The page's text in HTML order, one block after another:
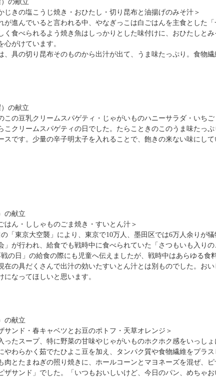
の献立
じきの塩こうじ焼き・おひたし・切り昆布と油揚げのみそ汁＞
が進んでいると言われる中、やなぎっこは白ごはんを主食とした
く食べられるよう焼き魚はしっかりとした味付けに、おひたしと
心がけています。
、具の切り昆布そのものから出汁が出て、うま味たっぷり。食物繊
の献立
この豆乳クリームスパゲティ・じゃがいものハニーサラダ・いちご
こクリームスパゲティの日でした。たらこときのこのうま味たっ
スです。少量の辛子明太子を入れることで、飽きの来ない味にして
の献立
はん・ししゃものごま焼き・すいとん汁＞
の「東京大空襲」により、東京で10万人、墨田区では6万人余りが
」が行われ、給食でも戦時中に食べられていた「さつもいも入り
戦の日」の給食の際にも児童へ伝えましたが、戦時中はあらゆる
在の具だくさんで出汁の効いたすいとん汁とは別ものでした。お
になってほしいと思います。
の献立
サンド・春キャベツとお豆のポトフ・天草オレンジ＞
ったスープ、特に野菜の甘味やじゃがいものホクホク感をいっし
やわらかく茹でたひよこ豆を加え、タンパク質や食物繊維をプラス
肉とたまねぎの照り焼きに、ホールコーンとマヨネーズを混ぜ、
ザサンド」でした。「いつもおいしいけど、今日のパン、めちゃ